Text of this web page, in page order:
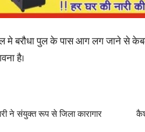
मे बरौधा पुल के पास आग लग जाने से
है।
ने संयुक्त रूप से जिला कारागार